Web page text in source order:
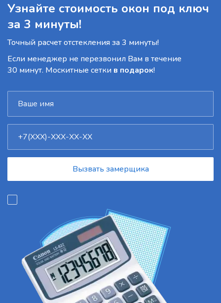
Узнайте стоимость окон под ключ
за 3 минуты!
Точный расчет отстекления за 3 минуты!
Если менеджер не перезвонил Вам в течение
30 минут. Москитные сетки в подарок!
Вызвать замерщика